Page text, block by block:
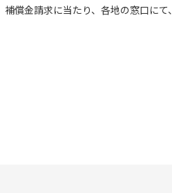
補償金請求に当たり、各地の窓口に